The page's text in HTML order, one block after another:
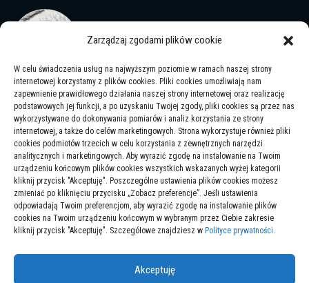
Zarządzaj zgodami plików cookie
W celu świadczenia usług na najwyższym poziomie w ramach naszej strony
internetowej korzystamy z plików cookies. Pliki cookies umożliwiają nam
zapewnienie prawidłowego działania naszej strony internetowej oraz realizację
podstawowych jej funkcji, a po uzyskaniu Twojej zgody, pliki cookies są przez nas
wykorzystywane do dokonywania pomiarów i analiz korzystania ze strony
internetowej, a także do celów marketingowych. Strona wykorzystuje również pliki
cookies podmiotów trzecich w celu korzystania z zewnętrznych narzędzi
analitycznych i marketingowych. Aby wyrazić zgodę na instalowanie na Twoim
urządzeniu końcowym plików cookies wszystkich wskazanych wyżej kategorii
kliknij przycisk "Akceptuję". Poszczególne ustawienia plików cookies możesz
zmieniać po kliknięciu przycisku „Zobacz preferencje”. Jeśli ustawienia
odpowiadają Twoim preferencjom, aby wyrazić zgodę na instalowanie plików
cookies na Twoim urządzeniu końcowym w wybranym przez Ciebie zakresie
kliknij przycisk "Akceptuję". Szczegółowe znajdziesz w Polityce prywatności.
Akceptuję
budową
Felgi concaver – jak wybrać idealne do Twojego
samochodu?
07/03/2025
Listwy Orac Decor – Szlachetne Wykończenie Twoich
Podłóg
13/01/2025